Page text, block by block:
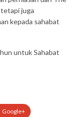
tetapi juga
kepada sahabat
untuk Sahabat
Google+